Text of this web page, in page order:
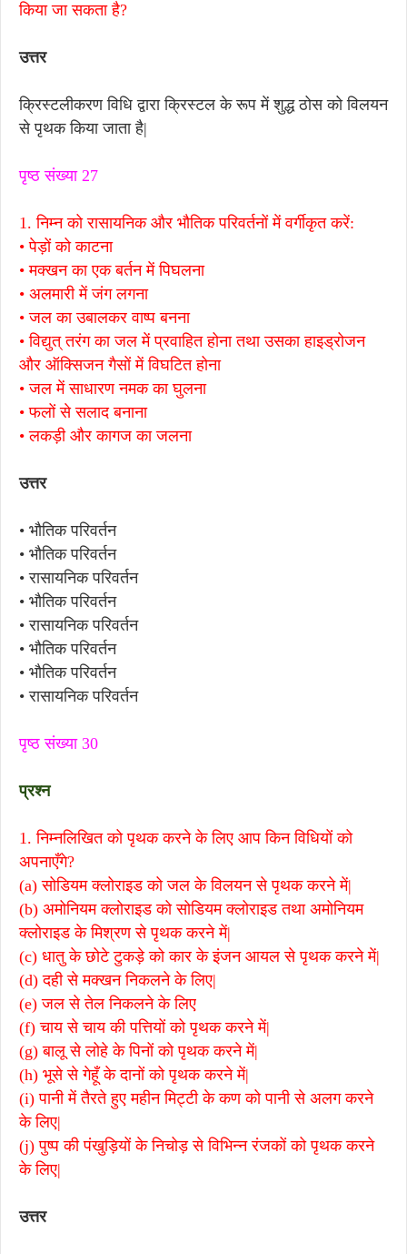
किया जा सकता है?
उत्तर
क्रिस्टलीकरण विधि द्वारा क्रिस्टल के रूप में शुद्ध ठोस को विलयन
से पृथक किया जाता है|
पृष्ठ संख्या 27
1. निम्न को रासायनिक और भौतिक परिवर्तनों में वर्गीकृत करें:
• पेड़ों को काटना
• मक्खन का एक बर्तन में पिघलना
• अलमारी में जंग लगना
• जल का उबालकर वाष्प बनना
• विद्युत् तरंग का जल में प्रवाहित होना तथा उसका हाइड्रोजन
और ऑक्सिजन गैसों में विघटित होना
• जल में साधारण नमक का घुलना
• फलों से सलाद बनाना
• लकड़ी और कागज का जलना
उत्तर
• भौतिक परिवर्तन
• भौतिक परिवर्तन
• रासायनिक परिवर्तन
• भौतिक परिवर्तन
• रासायनिक परिवर्तन
• भौतिक परिवर्तन
• भौतिक परिवर्तन
• रासायनिक परिवर्तन
पृष्ठ संख्या 30
प्रश्न
1. निम्नलिखित को पृथक करने के लिए आप किन विधियों को
अपनाएँगे?
(a) सोडियम क्लोराइड को जल के विलयन से पृथक करने में|
(b) अमोनियम क्लोराइड को सोडियम क्लोराइड तथा अमोनियम
क्लोराइड के मिश्रण से पृथक करने में|
(c) धातु के छोटे टुकड़े को कार के इंजन आयल से पृथक करने में|
(d) दही से मक्खन निकलने के लिए|
(e) जल से तेल निकलने के लिए
(f) चाय से चाय की पत्तियों को पृथक करने में|
(g) बालू से लोहे के पिनों को पृथक करने में|
(h) भूसे से गेहूँ के दानों को पृथक करने में|
(i) पानी में तैरते हुए महीन मिट्टी के कण को पानी से अलग करने
के लिए|
(j) पुष्प की पंखुड़ियों के निचोड़ से विभिन्न रंजकों को पृथक करने
के लिए|
उत्तर